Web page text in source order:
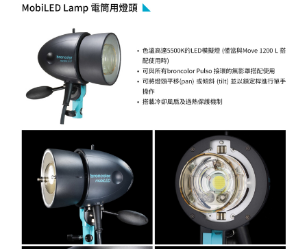
客戶支援中心」https://netprotections.freshdesk.com/support/home
【注意事項】
１．透過由恩沛科技股份有限公司提供之「AFTEE先享後付」服務完成之交
易，需依本服務之必要範圍內提供個人資料，並將交易相關給付款項請求債
權轉讓予恩沛科技股份有限公司。
２．關於個人資料處理事宜，請瀏覽以下網址：
https://aftee.tw/terms/#terms3
３．未成年的使用者請事先徵得法定代理人或監護人之同意方可使用
「AFTEE先享後付」，若未經同意申辦者引起之損失，本公司不負相關責
４．使用「AFTEE先享後付」時，將依據個別帳號之用戶狀況，依本公司即
時審查核予不同之上限額度；若仍有額度不足之情形，本公司將視審查結果
請求用戶進行身份認證。
５．嚴禁一人註冊多個帳號或使用他人資訊註冊。若發現惡意使用之情形，
恩沛科技股份有限公司將有權停止該用戶之使用額度並採取法律行動。